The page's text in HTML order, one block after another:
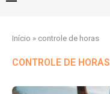
Início » controle de horas
CONTROLE DE HORAS